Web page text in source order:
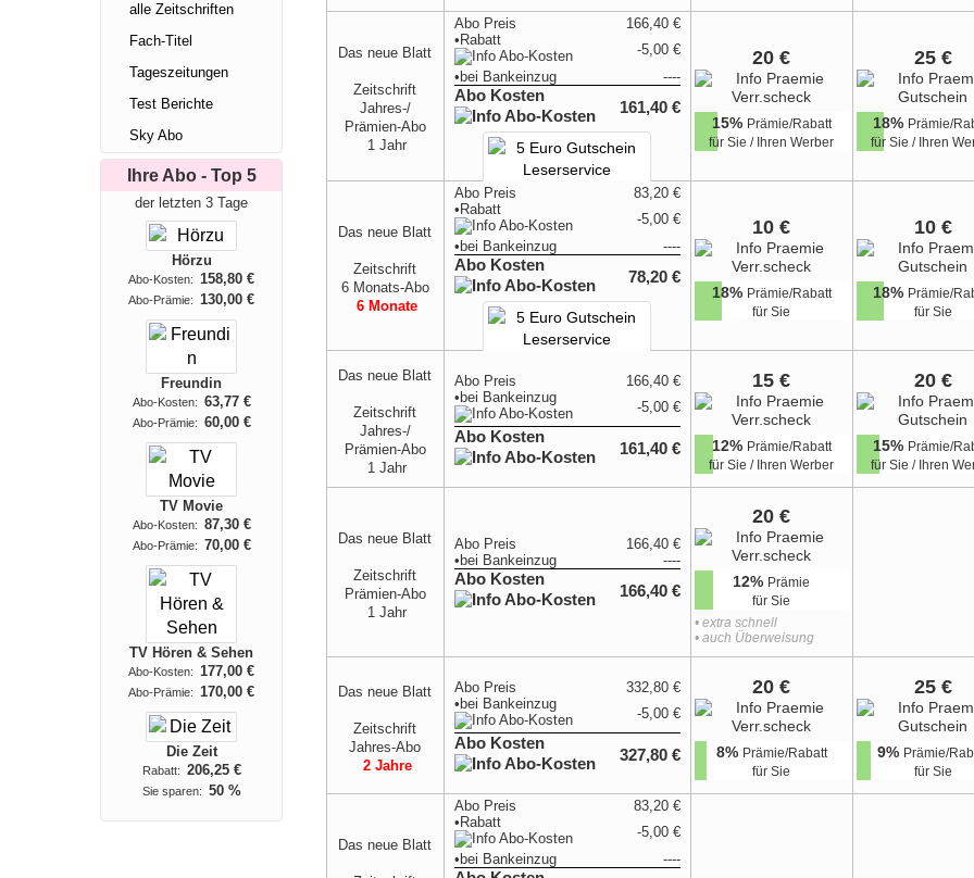
Das neue Blatt
Zeitschrift
Jahres-/
Prämien-Abo
1 Jahr
Abo Preis
166,40 €
•Rabatt
-5,00 €
• bei Bankeinzug ----
Abo Kosten
161,40 €
20 €
15% Prämie/Rabatt
für Sie / Ihren Werber
25 €
18% Prämie/
für Sie / Ihren
Das neue Blatt
Zeitschrift
6 Monats-Abo
6 Monate
Abo Preis
83,20 €
•Rabatt
-5,00 €
• bei Bankeinzug ----
Abo Kosten
78,20 €
10 €
18% Prämie/Rabatt
für Sie
10 €
18% Prämie/
für Sie
Das neue Blatt
Zeitschrift
Jahres-/
Prämien-Abo
1 Jahr
Abo Preis
166,40 €
• bei Bankeinzug
-5,00 €
Abo Kosten
161,40 €
15 €
12% Prämie/Rabatt
für Sie / Ihren Werber
20 €
15% Prämie/
für Sie / Ihren
Das neue Blatt
Zeitschrift
Prämien-Abo
1 Jahr
Abo Preis
166,40 €
• bei Bankeinzug ----
Abo Kosten
166,40 €
20 €
12% Prämie
für Sie
• extra schnell
• auch Überweisung
Das neue Blatt
Zeitschrift
Jahres-Abo
2 Jahre
Abo Preis
332,80 €
• bei Bankeinzug
-5,00 €
Abo Kosten
327,80 €
20 €
8% Prämie/Rabatt
für Sie
25 €
9% Prämie/
für Sie
Das neue Blatt
Abo Preis
83,20 €
•Rabatt
-5,00 €
• bei Bankeinzug ----
alle Zeitschriften
Fach-Titel
Tageszeitungen
Test Berichte
Sky Abo
Ihre Abo - Top 5
der letzten 3 Tage
Hörzu
Abo-Kosten: 158,80 €
Abo-Prämie: 130,00 €
Freundin
Abo-Kosten: 63,77 €
Abo-Prämie: 60,00 €
TV Movie
Abo-Kosten: 87,30 €
Abo-Prämie: 70,00 €
TV Hören & Sehen
Abo-Kosten: 177,00 €
Abo-Prämie: 170,00 €
Die Zeit
Rabatt: 206,25 €
Sie sparen: 50 %